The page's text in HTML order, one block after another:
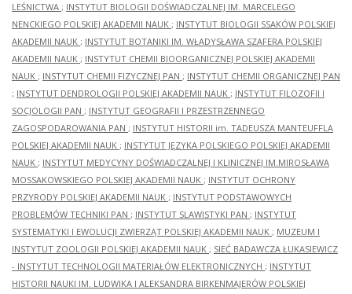
LEŚNICTWA ; INSTYTUT BIOLOGII DOŚWIADCZALNEJ IM. MARCELEGO
NENCKIEGO POLSKIEJ AKADEMII NAUK ; INSTYTUT BIOLOGII SSAKÓW POLSKIEJ
AKADEMII NAUK ; INSTYTUT BOTANIKI IM. WŁADYSŁAWA SZAFERA POLSKIEJ
AKADEMII NAUK ; INSTYTUT CHEMII BIOORGANICZNEJ POLSKIEJ AKADEMII
NAUK ; INSTYTUT CHEMII FIZYCZNEJ PAN ; INSTYTUT CHEMII ORGANICZNEJ PAN
; INSTYTUT DENDROLOGII POLSKIEJ AKADEMII NAUK ; INSTYTUT FILOZOFII I
SOCJOLOGII PAN ; INSTYTUT GEOGRAFII I PRZESTRZENNEGO
ZAGOSPODAROWANIA PAN ; INSTYTUT HISTORII im. TADEUSZA MANTEUFFLA
POLSKIEJ AKADEMII NAUK ; INSTYTUT JĘZYKA POLSKIEGO POLSKIEJ AKADEMII
NAUK ; INSTYTUT MEDYCYNY DOŚWIADCZALNEJ I KLINICZNEJ IM.MIROSŁAWA
MOSSAKOWSKIEGO POLSKIEJ AKADEMII NAUK ; INSTYTUT OCHRONY
PRZYRODY POLSKIEJ AKADEMII NAUK ; INSTYTUT PODSTAWOWYCH
PROBLEMÓW TECHNIKI PAN ; INSTYTUT SLAWISTYKI PAN ; INSTYTUT
SYSTEMATYKI I EWOLUCJI ZWIERZĄT POLSKIEJ AKADEMII NAUK ; MUZEUM I
INSTYTUT ZOOLOGII POLSKIEJ AKADEMII NAUK ; SIEĆ BADAWCZA ŁUKASIEWICZ
- INSTYTUT TECHNOLOGII MATERIAŁÓW ELEKTRONICZNYCH ; INSTYTUT
HISTORII NAUKI IM. LUDWIKA I ALEKSANDRA BIRKENMAJERÓW POLSKIEJ